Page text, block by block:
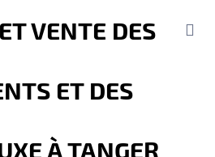
Résidentiel